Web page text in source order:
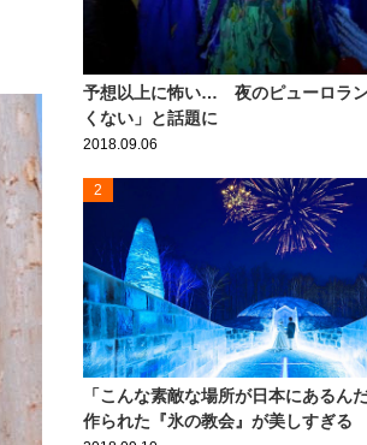
予想以上に怖い… 夜のピューロラ
くない」と話題に
2018.09.06
2
「こんな素敵な場所が日本にある
作られた『氷の教会』が美しすぎる